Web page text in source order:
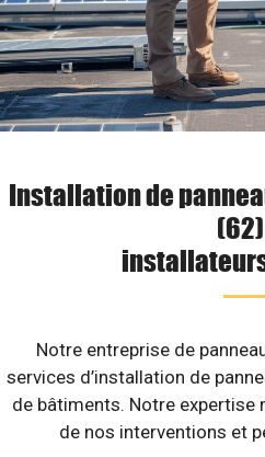
Installation de
Notre entreprise de
services d’installation de
de bâtiments. Notre
de nos interventions et